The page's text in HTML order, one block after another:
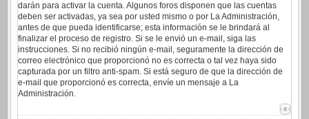
darán para activar la cuenta. Algunos foros disponen que las cuentas
deben ser activadas, ya sea por usted mismo o por La Administración,
antes de que pueda identificarse; esta información se le brindará al
finalizar el proceso de registro. Si se le envió un e-mail, siga las
instrucciones. Si no recibió ningún e-mail, seguramente la dirección de
correo electrónico que proporcionó no es correcta o tal vez haya sido
capturada por un filtro anti-spam. Si está seguro de que la dirección de
e-mail que proporcionó es correcta, envíe un mensaje a La
Administración.